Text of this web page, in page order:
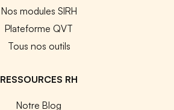
Nos modules SIRH
Plateforme QVT
Tous nos outils
RESSOURCES RH
Notre Blog